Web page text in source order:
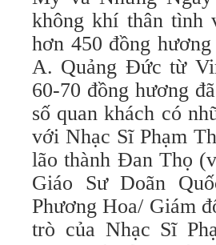
không khí thân tình
hơn 450 đồng
A. Quảng Đức từ
60-70 đồng hương
số quan khách có
với Nhạc Sĩ Phạm
lão thành Đan Thọ
Giáo Sư Doãn
Phương Hoa/ Giám
trò của Nhạc Sĩ